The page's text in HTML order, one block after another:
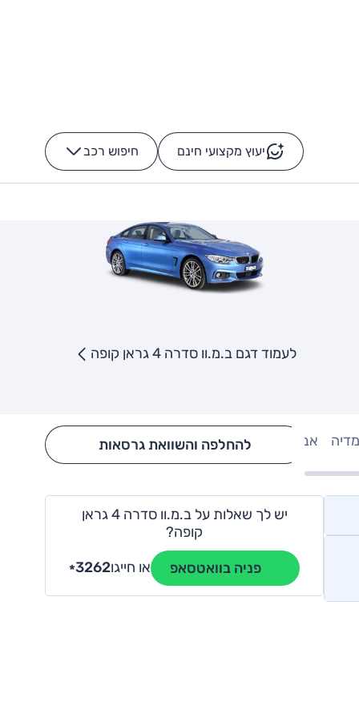
יעוץ מקצועי חינם חיפוש רכב -
לעמוד דגם ב.מ.וו סדרה 4 גראן קופה
אבזור Hide config section
להחלפה והשוואת גרסאות
יש לך שאלות על ב.מ.וו סדרה 4 גראן
קופה?
פניה בוואטסאפ או חייגו *3262